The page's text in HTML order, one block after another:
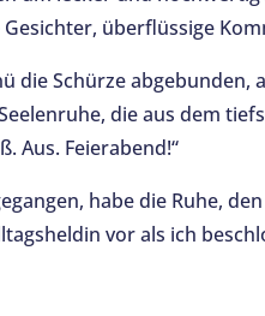
überflüssige
die Schürze abgebunden,
die aus dem
Aus. Feierabend!“
habe die Ruhe,
vor als ich